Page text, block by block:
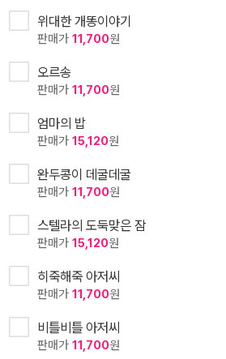
위대한 개똥이야기
판매가 11,700원
오르송
판매가 11,700원
엄마의 밥
판매가 15,120원
완두콩이 데굴데굴
판매가 11,700원
스텔라의 도둑맞은 잠
판매가 15,120원
히죽해죽 아저씨
판매가 11,700원
비틀비틀 아저씨
판매가 11,700원